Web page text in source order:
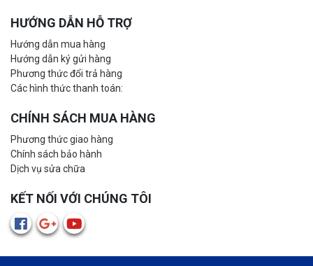
HƯỚNG DẪN HỖ TRỢ
Hướng dẫn mua hàng
Hướng dẫn ký gửi hàng
Phương thức đổi trả hàng
Các hình thức thanh toán:
CHÍNH SÁCH MUA HÀNG
Phương thức giao hàng
Chính sách bảo hành
Dịch vụ sửa chữa
KẾT NỐI VỚI CHÚNG TÔI